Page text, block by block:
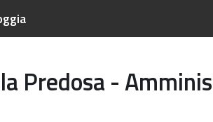
Predosa -